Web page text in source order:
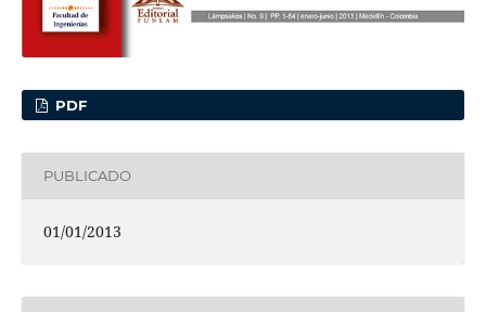
PDF
PUBLICADO
01/01/2013